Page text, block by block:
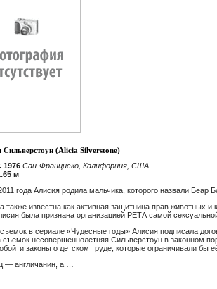
Сильверстоун (Alicia Silverstone)
1976 Сан-Франциско, Калифорния, США
м
года Алисия родила мальчика, которого назвали Беар
также известна как активная защитница прав животных и
была признана организацией РЕТА самой
в сериале «Чудесные годы» Алисия подписала
съемок несовершеннолетняя Сильверстоун в законном
законы о детском труде, которые ограничивали бы
— англичанин, а …